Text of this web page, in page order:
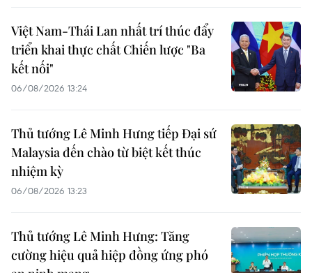
Việt Nam-Thái Lan nhất trí thúc đẩy
triển khai thực chất Chiến lược "Ba
kết nối"
06/08/2026 13:24
Thủ tướng Lê Minh Hưng tiếp Đại sứ
Malaysia đến chào từ biệt kết thúc
nhiệm kỳ
06/08/2026 13:23
Thủ tướng Lê Minh Hưng: Tăng
cường hiệu quả hiệp đồng ứng phó